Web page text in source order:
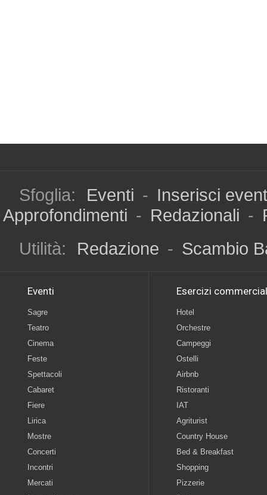
Sfoglia: Eventi - Inserisci
Approfondimenti - Redazionali -
Utilità:
Redazione - Scambio
Eventi
Sagre
Teatro
Cinema
Feste
Spettacoli
Cabaret
Fiere
Lirica
Mostre
Concerti
Incontri
Mercati
Esercizi
Hotel
Orchestre
Campeggi
Ostelli
Airbnb
Ristoranti
IAT
Agriturist
Country House
Bed & Breakfast
Shopping
Pizzerie